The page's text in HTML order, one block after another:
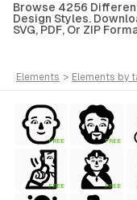
Browse 4256
Design Styles.
SVG, PDF, Or ZIP
elements > elements by
FREE FREE
FREE FREE